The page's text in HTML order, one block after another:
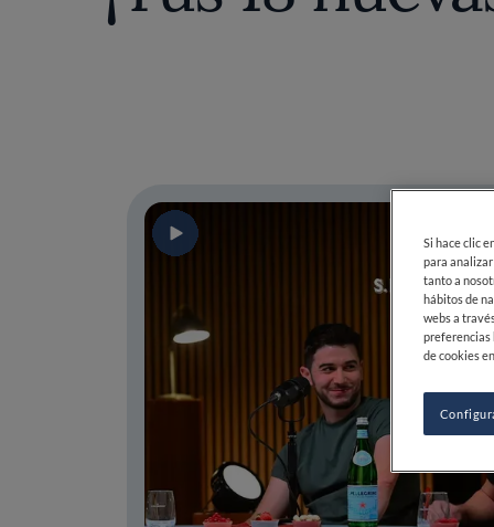
Si hace clic
para
tanto a
hábitos de
webs a
preferencias
de cookies